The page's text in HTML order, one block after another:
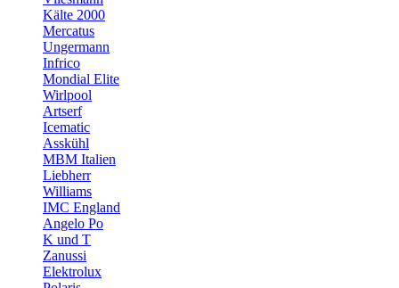
Kälte 2000
Mercatus
Ungermann
Infrico
Mondial Elite
Wirlpool
Artserf
Icematic
Asskühl
MBM Italien
Liebherr
Williams
IMC England
Angelo Po
K und T
Zanussi
Elektrolux